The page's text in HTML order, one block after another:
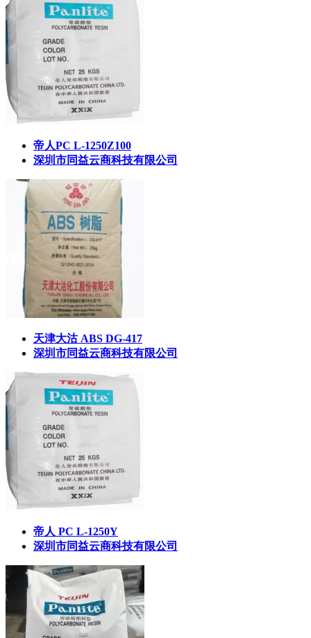
帝人PC L-1250Z100
深圳市同益云商科技有限公司
天津大沽 ABS DG-417
深圳市同益云商科技有限公司
帝人 PC L-1250Y
深圳市同益云商科技有限公司